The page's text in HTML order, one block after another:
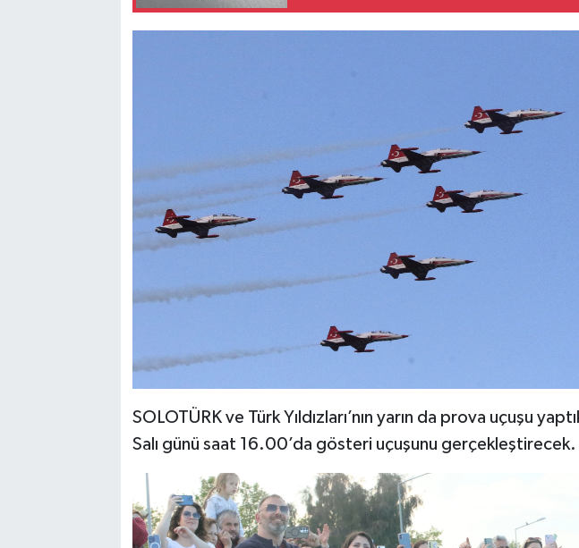
SOLOTÜRK ve Türk Yıldızları’nın yarın da prova uçuşu
Salı günü saat 16.00’da gösteri uçuşunu gerçekleştirecek.